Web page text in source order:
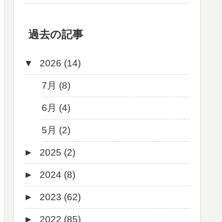
過去の記事
▼ 2026 (14)
7月 (8)
6月 (4)
5月 (2)
► 2025 (2)
12月 (1)
6月 (1)
► 2024 (8)
8月 (1)
7月 (1)
► 2023 (62)
9月 (1)
► 2022 (85)